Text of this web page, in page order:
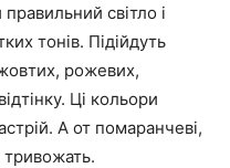
правильний світло і
тонів. Підійдуть
рожевих,
Ці кольори
А от помаранчеві,
тривожать.